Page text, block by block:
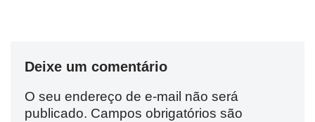
Deixe um comentário
O seu endereço de e-mail não será
publicado. Campos obrigatórios são